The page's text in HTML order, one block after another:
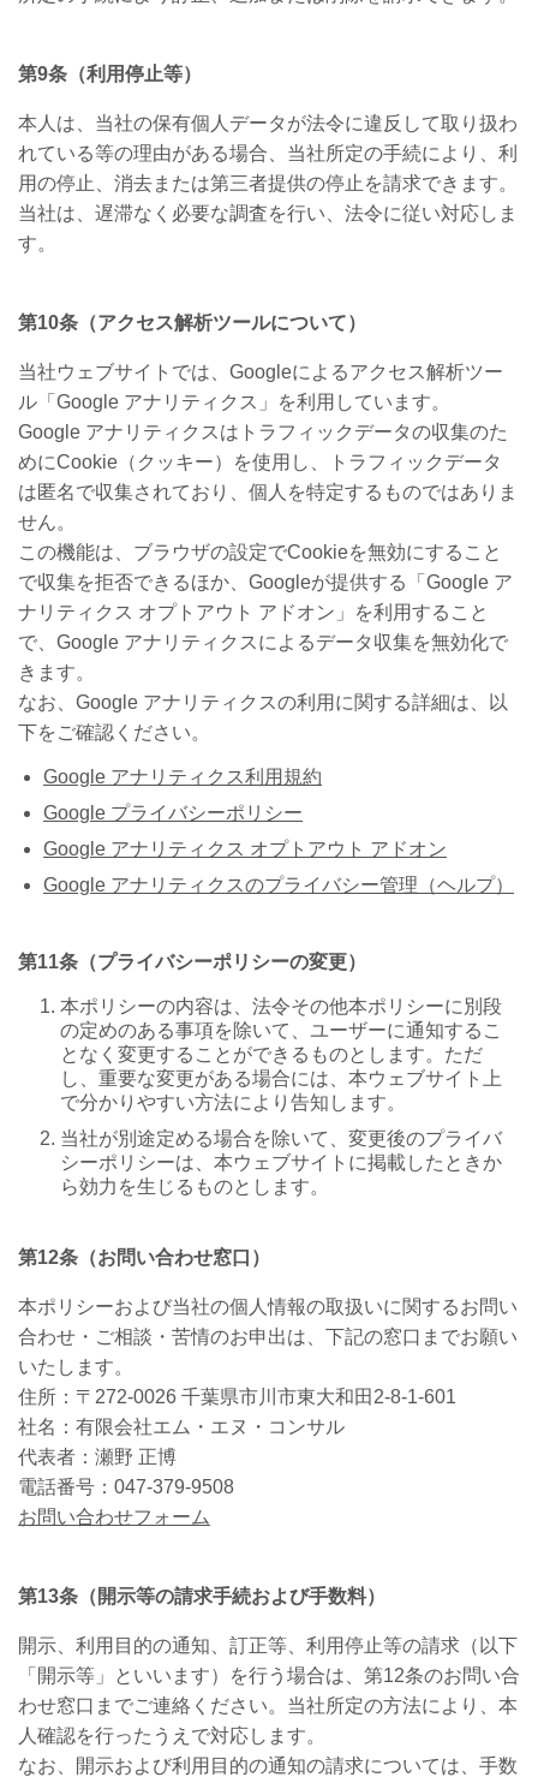
第9条（利用停止等）
本人は、当社の保有個人データが法令に違反して取り扱わ
れている等の理由がある場合、当社所定の手続により、利
用の停止、消去または第三者提供の停止を請求できます。
当社は、遅滞なく必要な調査を行い、法令に従い対応しま
す。
第10条（アクセス解析ツールについて）
当社ウェブサイトでは、 Googleによるアクセス解析ツー
ル「 Google アナリティクス」を利用しています。
Google アナリティクスはトラフィックデータの収集のた
めにCookie （クッキー）を使用し、トラフィックデータ
は匿名で収集されており、個人を特定するものではありま
せん。
この機能は、ブラウザの設定でCookieを無効にすること
で収集を拒否できるほか、 Googleが提供する「 Google ア
ナリティクス オプトアウト アドオン」を利用すること
で、 Google アナリティクスによるデータ収集を無効化で
きます。
なお、 Google アナリティクスの利用に関する詳細は、以
下をご確認ください。
Google アナリティクス利用規約
Google プライバシーポリシー
Google アナリティクス オプトアウト アドオン
Google アナリティクスのプライバシー管理（ヘルプ）
第11条（プライバシーポリシーの変更）
本ポリシーの内容は、法令その他本ポリシーに別段
の定めのある事項を除いて、ユーザーに通知するこ
となく変更することができるものとします。ただ
し、重要な変更がある場合には、本ウェブサイト上
で分かりやすい方法により告知します。
当社が別途定める場合を除いて、変更後のプライバ
シーポリシーは、本ウェブサイトに掲載したときか
ら効力を生じるものとします。
第12条（お問い合わせ窓口）
本ポリシーおよび当社の個人情報の取扱いに関するお問い
合わせ・ご相談・苦情のお申出は、下記の窓口までお願い
いたします。
住所：〒 272-0026 千葉県市川市東大和田 2-8-1-601
社名：有限会社エム・エヌ・コンサル
代表者：瀬野 正博
電話番号： 047-379-9508
お問い合わせフォーム
第13条（開示等の請求手続および手数料）
開示、利用目的の通知、訂正等、利用停止等の請求（以下
「開示等」といいます）を行う場合は、第12条のお問い合
わせ窓口までご連絡ください。当社所定の方法により、本
人確認を行ったうえで対応します。
なお、開示および利用目的の通知の請求については、手数